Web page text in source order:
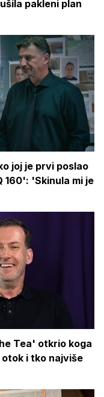
pakleni plan
joj je prvi poslao
160': 'Skinula mi je
Tea' otkrio koga
i tko najviše